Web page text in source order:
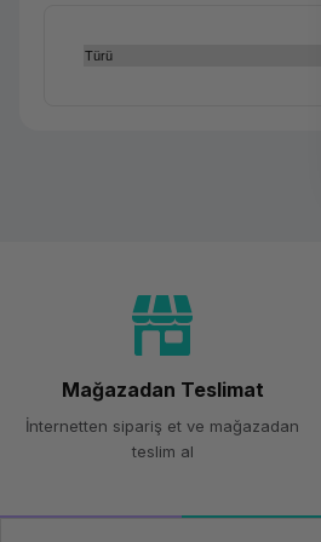
Türü
Mağazadan Teslimat
İnternetten sipariş et ve mağazadan
teslim al